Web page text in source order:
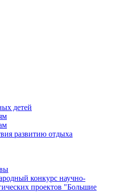
детей
развитию отдыха
конкурс научно-
проектов "Большие